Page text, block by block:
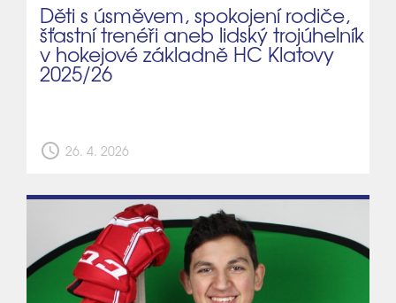
Děti s úsměvem, spokojení rodiče,
šťastní trenéři aneb lidský trojúhelník
v hokejové základně HC Klatovy
2025/26
schedule 26. 4. 2026